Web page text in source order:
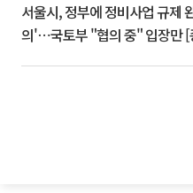
서울시, 정부에 정비사업 규제
의'⋯국토부 "협의 중" 입장만 [